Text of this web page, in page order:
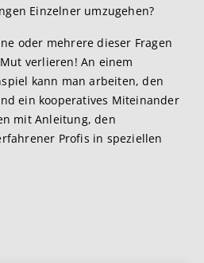
Einzelner umzugehen?
oder mehrere dieser Fragen
verlieren! An einem
kann man arbeiten, den
ein kooperatives Miteinander
mit Anleitung, den
Profis in speziellen